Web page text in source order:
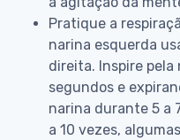
Pratique a
narina esquerda
direita. Inspire
segundos e
narina durante 5 a
a 10 vezes,